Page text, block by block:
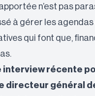
n’est pas
à gérer les
qui font que,
interview récente
directeur général